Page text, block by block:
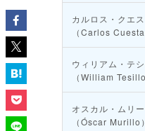
カルロス・クエ
（Carlos Cuesta
ウィリアム・テ
（William Tesillo
オスカル・ムリ
（Óscar Murillo）